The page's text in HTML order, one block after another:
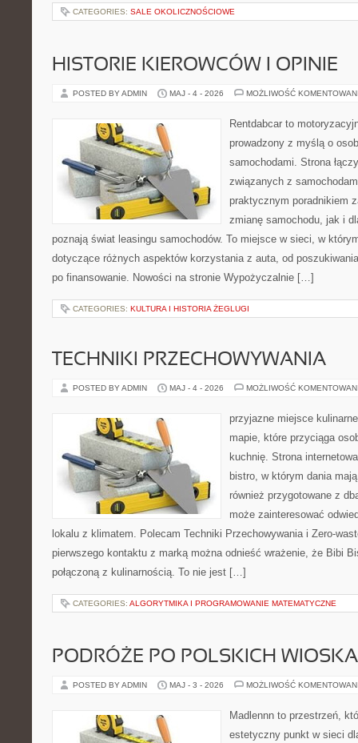
CATEGORIES: SALE OKOLICZNOŚCIOWE
HISTORIE KIEROWCÓW I OPINIE
POSTED BY ADMIN MAJ - 4 - 2026 MOŻLIWOŚĆ
Rentdabcar to
prowadzony z myślą o
samochodami. Strona
związanych z
praktycznym poradnikiem
zmianę samochodu, jak i
poznają świat leasingu samochodów. To miejsce w sieci, w
dotyczące różnych aspektów korzystania z auta, od
po finansowanie. Nowości na stronie Wypożyczalnie […]
CATEGORIES: KULTURA I HISTORIA ŻEGLUGI
TECHNIKI PRZECHOWYWANIA
POSTED BY ADMIN MAJ - 4 - 2026 MOŻLIWOŚĆ
przyjazne miejsce
mapie, które przyciąga
kuchnię. Strona
bistro, w którym dania
również przygotowane z
może zainteresować
lokalu z klimatem. Polecam Techniki Przechowywania i Zero-
pierwszego kontaktu z marką można odnieść wrażenie, że Bibi
połączoną z kulinarnością. To nie jest […]
CATEGORIES: ALGORYTMIKA I PROGRAMOWANIE MATEMATYCZNE
PODRÓŻE PO POLSKICH
POSTED BY ADMIN MAJ - 3 - 2026 MOŻLIWOŚĆ
Madlennn to przestrzeń,
estetyczny punkt w sieci